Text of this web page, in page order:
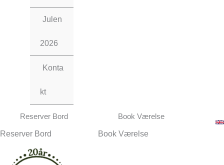
Julen
2026
Konta
kt
Reserver Bord
Reserver Bord
Book Værelse
Book Værelse